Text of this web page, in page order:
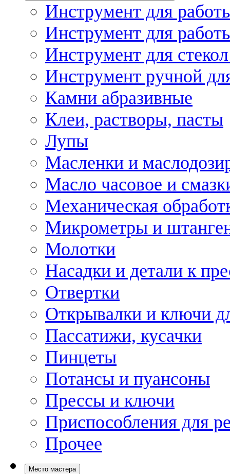
Инструмент для
Инструмент для
Инструмент для
Инструмент ручной
Камни абразивные
Клеи, растворы, пасты
Лупы
Масленки и
Масло часовое и
Механическая
Микрометры и
Молотки
Насадки и детали к
Отвертки
Открывалки и ключи
Пассатижи, кусачки
Пинцеты
Потансы и пуансоны
Прессы и ключи
Приспособления для
Прочее
Место мастера